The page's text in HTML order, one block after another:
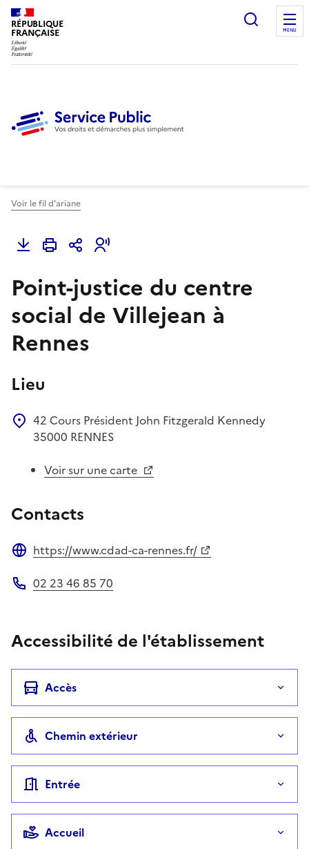
RÉPUBLIQUE
FRANÇAISE
Ouvrir
MENU
Voir le fil d'ariane
Point-justice du centre
social de Villejean à
Rennes
Lieu
42 Cours Président John Fitzgerald Kennedy
35000 RENNES
Voir sur une carte
Contacts
https://www.cdad-ca-rennes.fr/
02 23 46 85 70
Accessibilité de l'établissement
Accès
Chemin extérieur
Entrée
Accueil